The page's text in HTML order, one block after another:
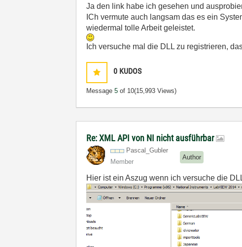
Ja den link habe ich gesehen und
ICh vermute auch langsam das es ein
wiedermal tolle Arbeit geleistet.
Ich versuche mal die DLL zu registrieren,
0 KUDOS
Message5 of 10(15,993 Views)
Re: XML API von NI nicht ausführbar
Pascal_Gubler
Member
Author
Hier ist ein Aszug wenn ich versuche die